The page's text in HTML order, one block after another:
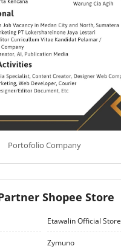
Portofolio Company
Shopee Store
Etawalin Official Store
Zymuno